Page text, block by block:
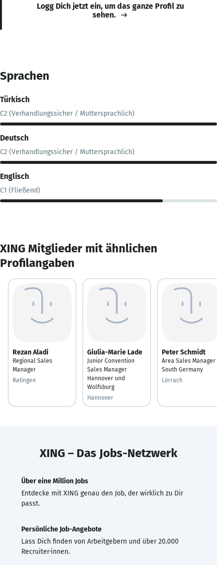
Logg Dich jetzt ein, um das ganze Profil zu
sehen.
Sprachen
Türkisch
C2 (Verhandlungssicher / Muttersprachlich)
Deutsch
C2 (Verhandlungssicher / Muttersprachlich)
Englisch
C1 (Fließend)
XING Mitglieder mit ähnlichen
Profilangaben
Rezan Aladi
Regional Sales
Manager
Ratingen
Giulia-Marie Lade
Junior Convention
Sales Manager
Hannover und
Wolfsburg
Hannover
Peter Schmidt
Area Sales Manager
South Germany
Lörrach
XING – Das Jobs-Netzwerk
Über eine Million Jobs
Entdecke mit XING genau den Job, der wirklich zu Dir
passt.
Persönliche Job-Angebote
Lass Dich finden von Arbeitgebern und über 20.000
Recruiter·innen.